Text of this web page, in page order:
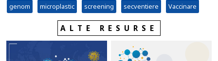
genom microplastic screening secventiere Vaccinare
ALTE RESURSE